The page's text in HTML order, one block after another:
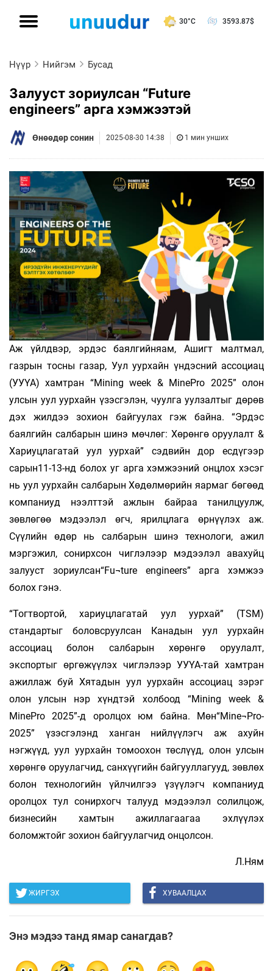
30°C 3593.87$
Нүүр Нийгэм Бусад
Залууст зориулсан “Future
engineers” арга хэмжээтэй
Өнөөдөр сонин 2025-08-30 14:38 1 мин унших
Аж үйлдвэр, эрдэс баялгийняам, Ашигт малтмал,
газрын тосны газар, Уул уурхайн үндэсний ассоциац
(УУҮА) хамтран “Mining week & MinePro 2025” олон
улсын уул уурхайн үзэсгэлэн, чуулга уулзалтыг дөрөв
дэх жилдээ зохион байгуулах гэж байна. “Эрдэс
баялгийн салбарын шинэ мөчлөг: Хөрөнгө оруулалт &
Хариуцлагатай уул уурхай” сэдвийн дор есдүгээр
сарын11-13-нд болох уг арга хэмжээний онцлох хэсэг
нь уул уурхайн салбарын Хөдөлмөрийн яармаг бөгөөд
компаниуд нээлттэй ажлын байраа танилцуулж,
зөвлөгөө мэдээлэл өгч, ярилцлага өрнүүлэх аж.
Сүүлийн өдөр нь салбарын шинэ технологи, ажил
мэргэжил, сонирхсон чиглэлээр мэдээлэл авахуйц
залууст зориулсан“Fu¬ture engineers” арга хэмжээ
болох гэнэ.
“Тогтвортой, хариуцлагатай уул уурхай” (TSM)
стандартыг боловсруулсан Канадын уул уурхайн
ассоциац болон салбарын хөрөнгө оруулалт,
экспортыг өргөжүүлэх чиглэлээр УУҮА-тай хамтран
ажиллаж буй Хятадын уул уурхайн ассоциац зэрэг
олон улсын нэр хүндтэй холбоод “Mining week &
MinePro 2025”-д оролцох юм байна. Мөн“Mine¬Pro-
2025” үзэсгэлэнд ханган нийлүүлэгч аж ахуйн
нэгжүүд, уул уурхайн томоохон төслүүд, олон улсын
хөрөнгө оруулагчид, санхүүгийн байгууллагууд, зөвлөх
болон технологийн үйлчилгээ үзүүлэгч компаниуд
оролцох тул сонирхогч талууд мэдээлэл солилцож,
бизнесийн хамтын ажиллагаагаа эхлүүлэх
боломжтойг зохион байгуулагчид онцолсон.
Л.Ням
ЖИРГЭХ ХУВААЛЦАХ
Энэ мэдээ танд ямар санагдав?